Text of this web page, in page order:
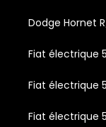
Dodge Hornet
Fiat électrique
Fiat électrique
Fiat électrique